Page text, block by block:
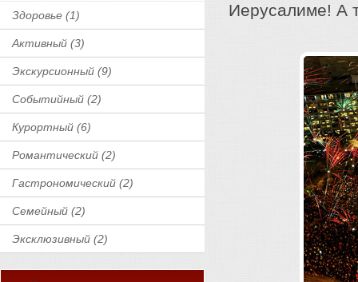
Здоровье (1)
Активный (3)
Экскурсионный (9)
Событийный (2)
Курортный (6)
Романтический (2)
Гастрономический (2)
Семейный (2)
Эксклюзивный (2)
Иерусалиме! А